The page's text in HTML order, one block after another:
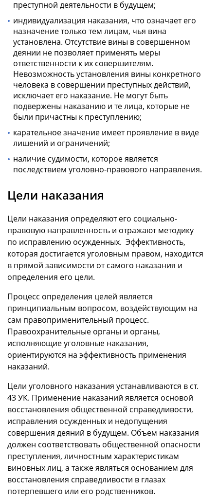
преступной деятельности в будущем;
индивидуализация наказания, что означает его
назначение только тем лицам, чья вина
установлена. Отсутствие вины в совершенном
деянии не позволяет применять меры
ответственности к их совершителям.
Невозможность установления вины конкретного
человека в совершении преступных действий,
исключает его наказание. Не могут быть
подвержены наказанию и те лица, которые не
были причастны к преступлению;
карательное значение имеет проявление в виде
лишений и ограничений;
наличие судимости, которое является
последствием уголовно-правового направления.
Цели наказания
Цели наказания определяют его социально-
правовую направленность и отражают методику
по исправлению осужденных. Эффективность,
которая достигается уголовным правом, находится
в прямой зависимости от самого наказания и
определения его цели.
Процесс определения целей является
принципиальным вопросом, воздействующим на
сам правоприменительный процесс.
Правоохранительные органы и органы,
исполняющие уголовные наказания,
ориентируются на эффективность применения
наказаний.
Цели уголовного наказания устанавливаются в ст.
43 УК. Применение наказаний является основой
восстановления общественной справедливости,
исправления осужденных и недопущения
совершения деяний в будущем. Объем наказания
должен соответствовать общественной опасности
преступления, личностным характеристикам
виновных лиц, а также являться основанием для
восстановления справедливости в глазах
потерпевшего или его родственников.